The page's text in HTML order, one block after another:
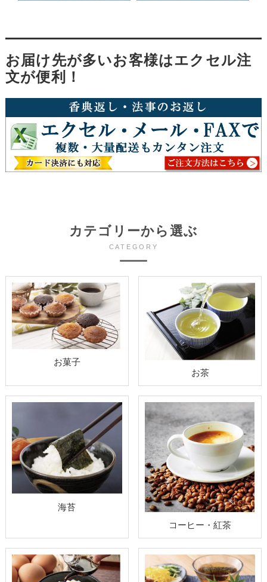
お届け先が多いお客様はエクセル注
文が便利！
カテゴリーから選ぶ
CATEGORY
お菓子
お茶
海苔
コーヒー・紅茶